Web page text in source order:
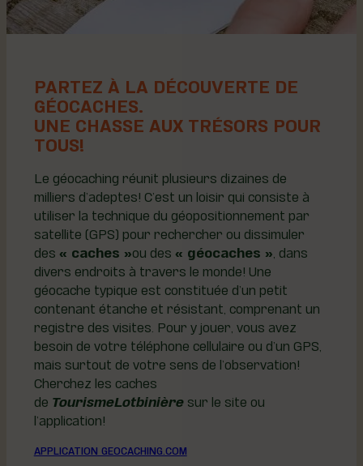
PARTEZ À LA DÉCOUVERTE DE
GÉOCACHES.
UNE CHASSE AUX TRÉSORS POUR
TOUS!
Le géocaching réunit plusieurs dizaines de
milliers d’adeptes! C’est un loisir qui consiste à
utiliser la technique du géopositionnement par
satellite (GPS) pour rechercher ou dissimuler
des « caches »ou des « géocaches » , dans
divers endroits à travers le monde! Une
géocache typique est constituée d’un petit
contenant étanche et résistant, comprenant un
registre des visites. Pour y jouer, vous avez
besoin de votre téléphone cellulaire ou d’un GPS,
mais surtout de votre sens de l’observation!
Cherchez les caches
de TourismeLotbinièresur le site ou
l’application!
APPLICATION GEOCACHING.COM